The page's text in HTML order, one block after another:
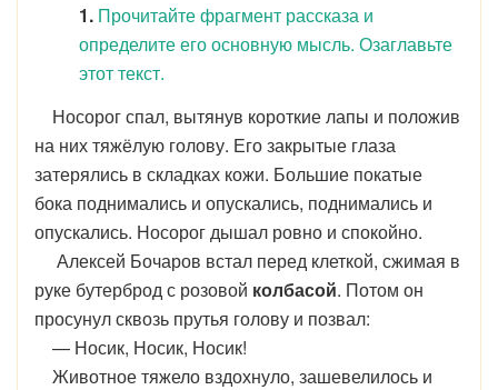
1. Прочитайте фрагмент рассказа и
определите его основную мысль. Озаглавьте
этот текст.
Носорог спал, вытянув короткие лапы и положив
на них тяжёлую голову. Его закрытые глаза
затерялись в складках кожи. Большие покатые
бока поднимались и опускались, поднимались и
опускались. Носорог дышал ровно и спокойно.
Алексей Бочаров встал перед клеткой, сжимая в
руке бутерброд с розовой колбасой. Потом он
просунул сквозь прутья голову и позвал:
— Носик, Носик, Носик!
Животное тяжело вздохнуло, зашевелилось и